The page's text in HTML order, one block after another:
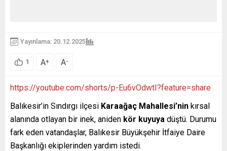
Yayınlama: 20.12.2025
1 A+ A-
https://youtube.com/shorts/p-Eu6vOdwtI?feature=share
Balıkesir’in Sındırgı ilçesi Karaağaç Mahallesi’nin kırsal
alanında otlayan bir inek, aniden kör kuyuya düştü. Durumu
fark eden vatandaşlar, Balıkesir Büyükşehir İtfaiye Daire
Başkanlığı ekiplerinden yardım istedi.